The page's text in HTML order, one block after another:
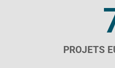
PROJETS